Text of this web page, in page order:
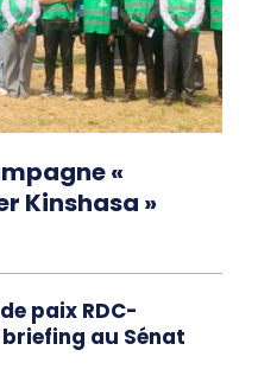
«
Kinshasa »
paix RDC-
au Sénat